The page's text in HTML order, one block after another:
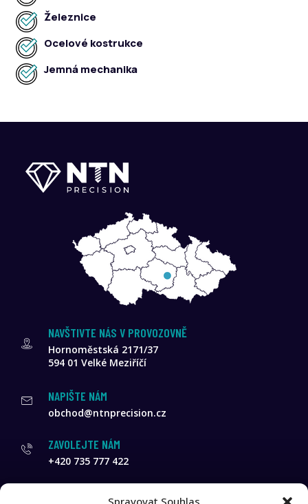
Spravovat Souhlas
Železnice
Ocelové kostrukce
Jemná mechanika
NAVŠTIVTE NÁS V PROVOZOVNĚ
Hornoměstská 2171/37
594 01 Velké Meziříčí
NAPIŠTE NÁM
obchod@ntnprecision.cz
ZAVOLEJTE NÁM
+420 735 777 422
NTN Precision s.r.o.